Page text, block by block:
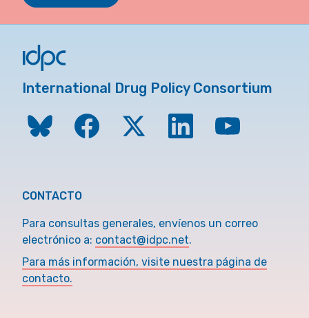
International Drug Policy Consortium
CONTACTO
Para consultas generales, envíenos un correo
electrónico a: contact@idpc.net.
Para más información, visite nuestra página de
contacto.